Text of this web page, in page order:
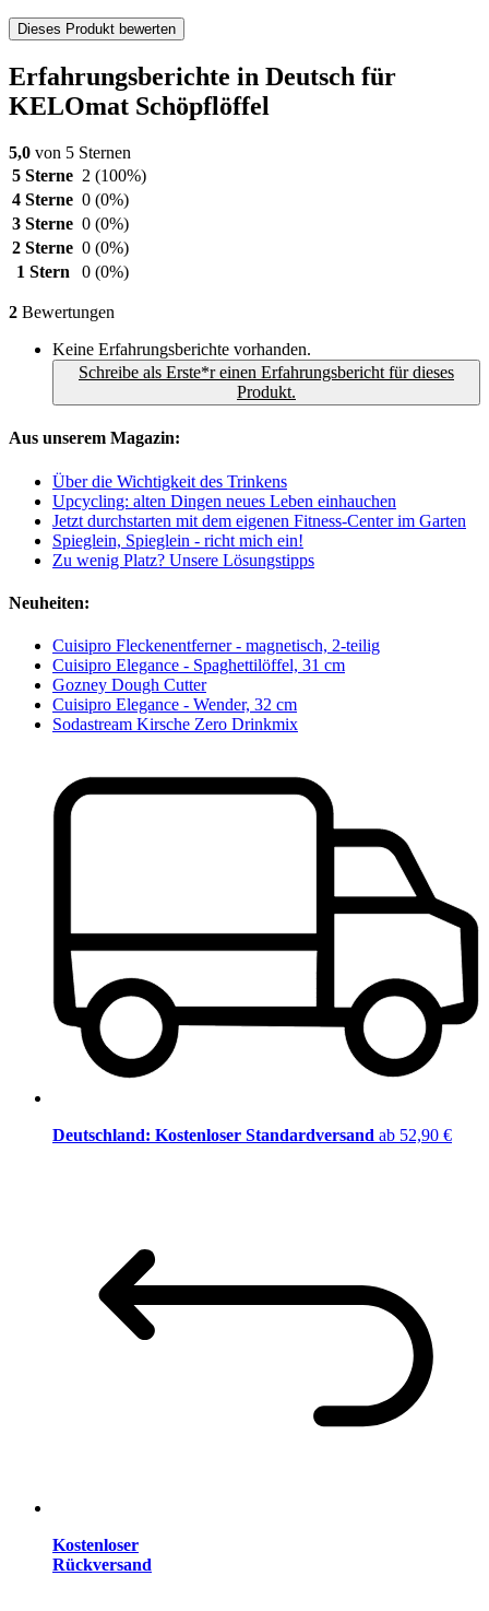
Dieses Produkt bewerten
Erfahrungsberichte in Deutsch für
KELOmat Schöpflöffel
5,0 von 5 Sternen
5 Sterne 2 (100%)
4 Sterne 0 (0%)
3 Sterne 0 (0%)
2 Sterne 0 (0%)
1 Stern
0 (0%)
2 Bewertungen
Keine Erfahrungsberichte vorhanden.
Schreibe als Erste*r einen Erfahrungsbericht für dieses
Produkt.
Aus unserem Magazin:
Über die Wichtigkeit des Trinkens
Upcycling: alten Dingen neues Leben einhauchen
Jetzt durchstarten mit dem eigenen Fitness-Center im Garten
Spieglein, Spieglein - richt mich ein!
Zu wenig Platz? Unsere Lösungstipps
Neuheiten:
Cuisipro Fleckenentferner - magnetisch, 2-teilig
Cuisipro Elegance - Spaghettilöffel, 31 cm
Gozney Dough Cutter
Cuisipro Elegance - Wender, 32 cm
Sodastream Kirsche Zero Drinkmix
Deutschland: Kostenloser Standardversand ab 52,90 €
Kostenloser
Rückversand